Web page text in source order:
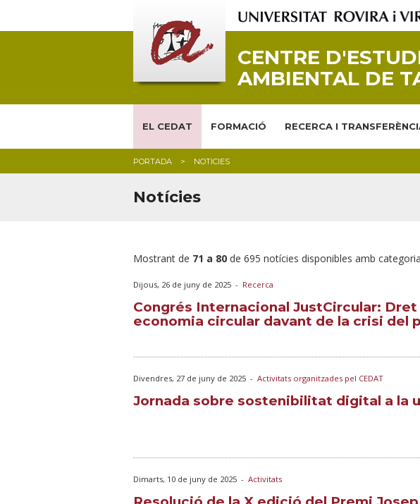
CENTRE
AMBIENTAL DE
EL CEDAT FORMACIÓ RECERCA I
PORTADA NOTICIES
Notícies
Mostrant de 71 a 80 de 695 notícies disponibles amb
Dijous, 26 de juny de 2025 - Recerca
Congrés Internacional JustCircular:
economia circular davant de la crisi del
Divendres, 27 de juny de 2025 - Activitats organitzades pel CEDAT
Jornada sobre sostenibilitat digital a la
Dimarts, 10 de juny de 2025 - Activitats